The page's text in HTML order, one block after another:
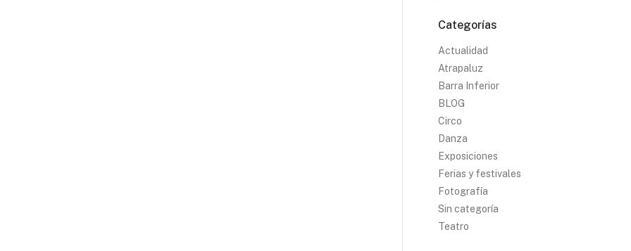
Categorías
Actualidad
Atrapaluz
Barra Inferior
BLOG
Circo
Danza
Exposiciones
Ferias y festivales
Fotografía
Sin categoría
Teatro